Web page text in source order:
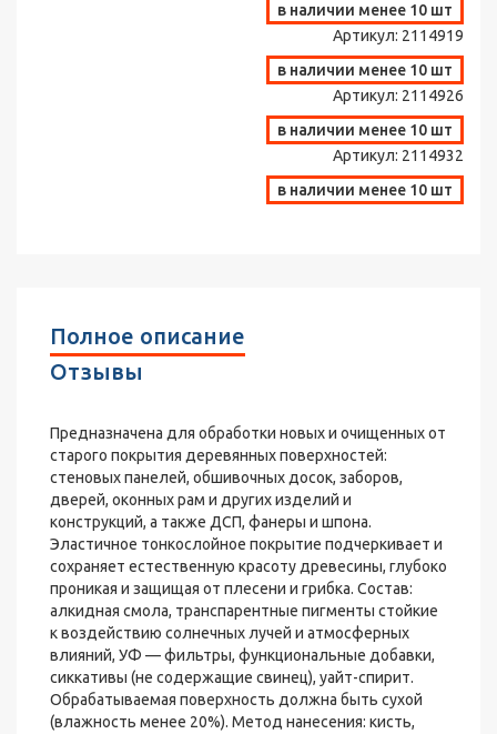
в наличии менее 10 шт
Артикул: 2114919
в наличии менее 10 шт
Артикул: 2114926
в наличии менее 10 шт
Артикул: 2114932
в наличии менее 10 шт
Полное описание
Отзывы
Предназначена для обработки новых и очищенных от
старого покрытия деревянных поверхностей:
стеновых панелей, обшивочных досок, заборов,
дверей, оконных рам и других изделий и
конструкций, а также ДСП, фанеры и шпона.
Эластичное тонкослойное покрытие подчеркивает и
сохраняет естественную красоту древесины, глубоко
проникая и защищая от плесени и грибка. Состав:
алкидная смола, транспарентные пигменты стойкие
к воздействию солнечных лучей и атмосферных
влияний, УФ — фильтры, функциональные добавки,
сиккативы (не содержащие свинец), уайт-спирит.
Обрабатываемая поверхность должна быть сухой
(влажность менее 20%). Метод нанесения: кисть,